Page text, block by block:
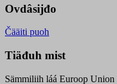
Ovdâsijđo
Čääiti puoh
Tiäđuh mist
Sämmiliih láá Euroop